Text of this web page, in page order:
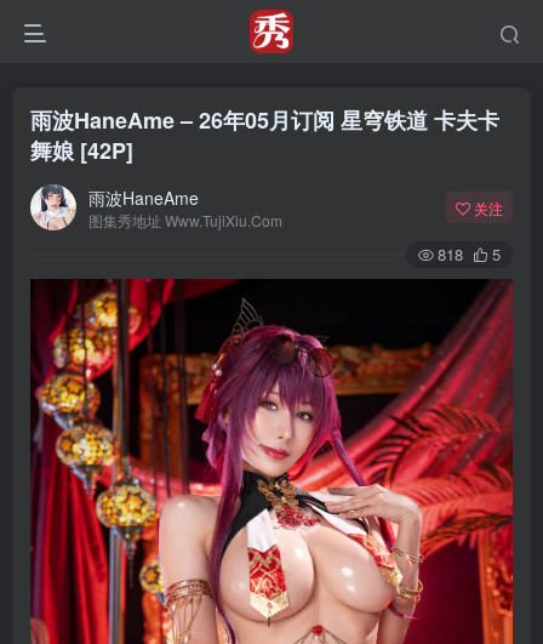
雨波HaneAme – 26年05月订阅 星穹铁道 卡夫卡
舞娘 [42P]
雨波HaneAme
图集秀地址 Www.TujiXiu.Com
关注
818 5